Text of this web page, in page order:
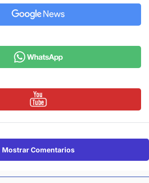
Mostrar Comentarios